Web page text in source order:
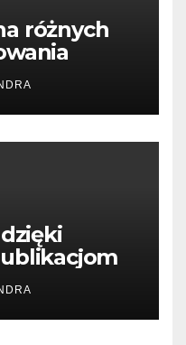
różnych